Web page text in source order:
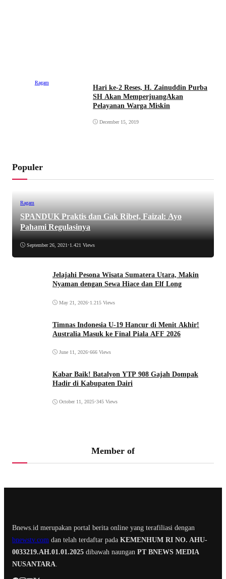
Ragam
Hari ke-2 Reses, H. Zainuddin Purba
SH Akan MemperjuangAkan
Pelayanan Warga Miskin
December 15, 2019
Populer
Ragam
SPANDUK Praktis dan Gak Ribet, Faizal: Ayo
Pahami Regulasinya
September 26, 2021 •1.421 Views
Jelajahi Pesona Wisata Sumatera Utara, Makin
Nyaman dengan Sewa Hiace dan Elf Long
May 21, 2026•1.215 Views
Timnas Indonesia U-19 Hancur di Menit Akhir!
Australia Masuk ke Final Piala AFF 2026
June 11, 2026•666 Views
Kabar Baik! Batalyon YTP 908 Gajah Dompak
Hadir di Kabupaten Dairi
October 11, 2025•345 Views
Member of
Bnews.id merupakan portal berita online yang terafiliasi dengan
bnewstv.com dan telah terdaftar pada KEMENHUM RI NO. AHU-
0033219.AH.01.01.2025 dibawah naungan PT BNEWS MEDIA
NUSANTARA.